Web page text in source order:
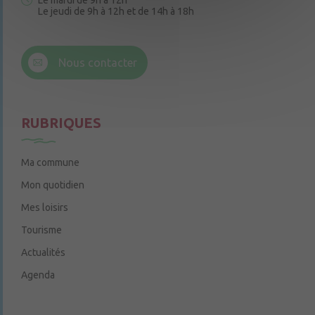
Le jeudi de 9h à 12h et de 14h à 18h
Nous contacter
RUBRIQUES
Ma commune
Mon quotidien
Mes loisirs
Tourisme
Actualités
Agenda